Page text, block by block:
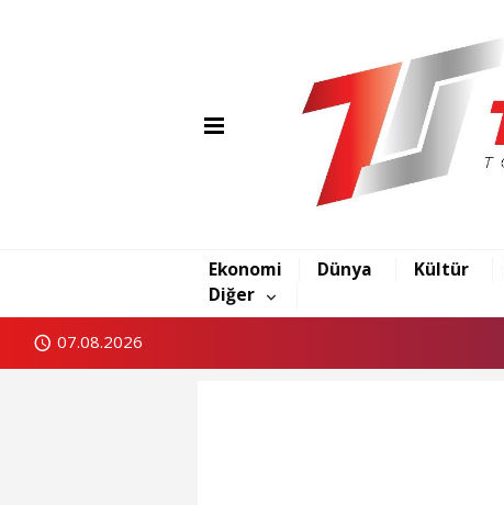
Ekonomi Dünya Kültür
Diğer
07.08.2026